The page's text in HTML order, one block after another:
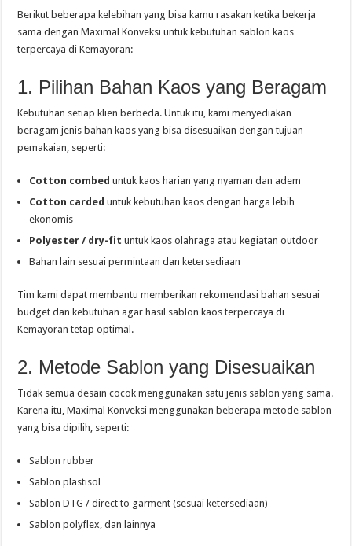
Berikut beberapa kelebihan yang bisa kamu rasakan ketika bekerja
sama dengan Maximal Konveksi untuk kebutuhan sablon kaos
terpercaya di Kemayoran:
1. Pilihan Bahan Kaos yang Beragam
Kebutuhan setiap klien berbeda. Untuk itu, kami menyediakan
beragam jenis bahan kaos yang bisa disesuaikan dengan tujuan
pemakaian, seperti:
Cotton combed untuk kaos harian yang nyaman dan adem
Cotton carded untuk kebutuhan kaos dengan harga lebih
ekonomis
Polyester / dry-fit untuk kaos olahraga atau kegiatan outdoor
Bahan lain sesuai permintaan dan ketersediaan
Tim kami dapat membantu memberikan rekomendasi bahan sesuai
budget dan kebutuhan agar hasil sablon kaos terpercaya di
Kemayoran tetap optimal.
2. Metode Sablon yang Disesuaikan
Tidak semua desain cocok menggunakan satu jenis sablon yang sama.
Karena itu, Maximal Konveksi menggunakan beberapa metode sablon
yang bisa dipilih, seperti:
Sablon rubber
Sablon plastisol
Sablon DTG / direct to garment (sesuai ketersediaan)
Sablon polyflex, dan lainnya